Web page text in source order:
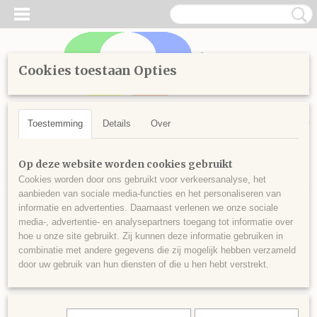
Inloggen Registreren
UW WINKELWAGEN
Home >Diamond Painting> Losse steentjes rond
vanaf 900 >Ronde steentjes nr 930
Ronde steentjes nr 930
Cookies toestaan Opties
Toestemming Details Over
Op deze website worden cookies gebruikt
Cookies worden door ons gebruikt voor verkeersanalyse, het
aanbieden van sociale media-functies en het personaliseren van
informatie en advertenties. Daarnaast verlenen we onze sociale
media-, advertentie- en analysepartners toegang tot informatie over
hoe u onze site gebruikt. Zij kunnen deze informatie gebruiken in
combinatie met andere gegevens die zij mogelijk hebben verzameld
door uw gebruik van hun diensten of die u hen hebt verstrekt.